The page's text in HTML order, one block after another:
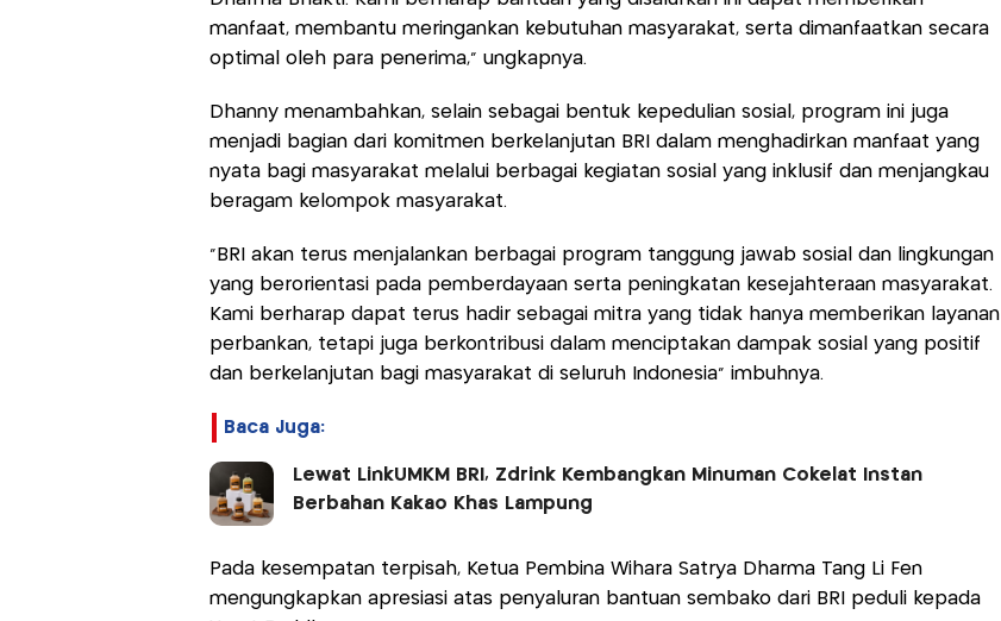
manfaat, membantu meringankan kebutuhan masyarakat, serta dimanfaatkan secara
optimal oleh para penerima,” ungkapnya.
Dhanny menambahkan, selain sebagai bentuk kepedulian sosial, program ini juga
menjadi bagian dari komitmen berkelanjutan BRI dalam menghadirkan manfaat yang
nyata bagi masyarakat melalui berbagai kegiatan sosial yang inklusif dan menjangkau
beragam kelompok masyarakat.
“BRI akan terus menjalankan berbagai program tanggung jawab sosial dan lingkungan
yang berorientasi pada pemberdayaan serta peningkatan kesejahteraan masyarakat.
Kami berharap dapat terus hadir sebagai mitra yang tidak hanya memberikan layanan
perbankan, tetapi juga berkontribusi dalam menciptakan dampak sosial yang positif
dan berkelanjutan bagi masyarakat di seluruh Indonesia” imbuhnya.
Baca Juga:
Lewat LinkUMKM BRI, Zdrink Kembangkan Minuman Cokelat Instan
Berbahan Kakao Khas Lampung
Pada kesempatan terpisah, Ketua Pembina Wihara Satrya Dharma Tang Li Fen
mengungkapkan apresiasi atas penyaluran bantuan sembako dari BRI peduli kepada